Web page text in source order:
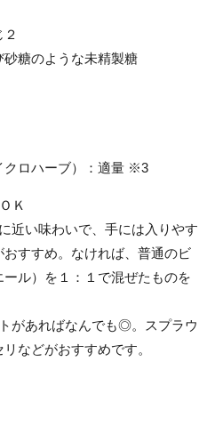
糖のような未精製糖
クロハーブ）：適量 ※3
Ｋ
近い味わいで、手には入りやす
すすめ。なければ、普通のビ
ル）を１：１で混ぜたものを
があればなんでも◎。スプラウ
などがおすすめです。